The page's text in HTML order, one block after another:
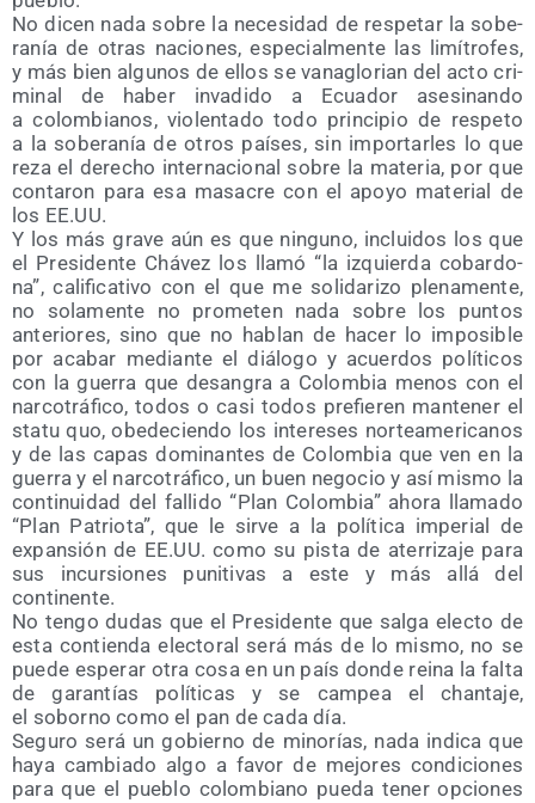
No dicen nada sobre la nece­si­dad de res­pe­tar la sobe­
ra­nía de otras nacio­nes, espe­cial­men­te las limí­tro­fes,
y más bien algu­nos de ellos se vana­glo­rian del acto cri­
mi­nal de haber inva­di­do a Ecua­dor ase­si­nan­do
a colom­bia­nos, vio­len­ta­do todo prin­ci­pio de res­pe­to
a la sobe­ra­nía de otros paí­ses, sin impor­tar­les lo que
reza el dere­cho inter­na­cio­nal sobre la mate­ria, por que
con­ta­ron para esa masa­cre con el apo­yo mate­rial de
los EE.UU.
Y los más gra­ve aún es que nin­guno, inclui­dos los que
el Pre­si­den­te Chá­vez los lla­mó “la izquier­da cobar­do­
na”, cali­fi­ca­ti­vo con el que me soli­da­ri­zo ple­na­men­te,
no sola­men­te no pro­me­ten nada sobre los pun­tos
ante­rio­res, sino que no hablan de hacer lo impo­si­ble
por aca­bar median­te el diá­lo­go y acuer­dos polí­ti­cos
con la gue­rra que desan­gra a Colom­bia menos con el
nar­co­trá­fi­co, todos o casi todos pre­fie­ren man­te­ner el
sta­tu quo, obe­de­cien­do los intere­ses nor­te­ame­ri­ca­nos
y de las capas domi­nan­tes de Colom­bia que ven en la
gue­rra y el nar­co­trá­fi­co, un buen nego­cio y así mis­mo la
con­ti­nui­dad del falli­do “Plan Colom­bia” aho­ra lla­ma­do
“Plan Patrio­ta”, que le sir­ve a la polí­ti­ca impe­rial de
expan­sión de EE.UU. como su pis­ta de ate­rri­za­je para
sus incur­sio­nes puni­ti­vas a este y más allá del
continente.
No ten­go dudas que el Pre­si­den­te que sal­ga elec­to de
esta con­tien­da elec­to­ral será más de lo mis­mo, no se
pue­de espe­rar otra cosa en un país don­de rei­na la fal­ta
de garan­tías polí­ti­cas y se cam­pea el chan­ta­je,
el soborno como el pan de cada día.
Segu­ro será un gobierno de mino­rías, nada indi­ca que
haya cam­bia­do algo a favor de mejo­res con­di­cio­nes
para que el pue­blo colom­biano pue­da tener opcio­nes